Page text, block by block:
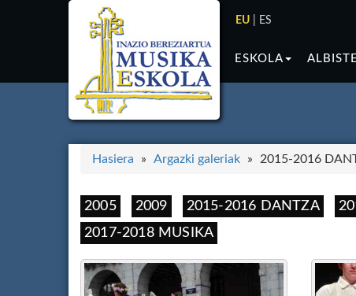
EU ES
ESKOLA
Hasiera Argazki galeriak 2015-2016
2005 2009 2015-2016 DANTZA
2017-2018 MUSIKA